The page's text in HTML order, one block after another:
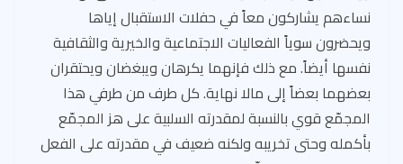
نساءهم يشاركون معاً في حفلات الاستقبال إياها
ويحضرون سوياً الفعاليات الاجتماعية والخيرية والثقافية
نفسها أيضاً. مع ذلك فإنهما يكرهان ويبغضان ويحتقران
بعضهما بعضاً إلى مالا نهاية. كل طرف من طرفي هذا
المجمّع قوي بالنسبة لمقدرته السلبية على هز المجمّع
بأكمله وحتى تخريبه ولكنه ضعيف في مقدرته على الفعل